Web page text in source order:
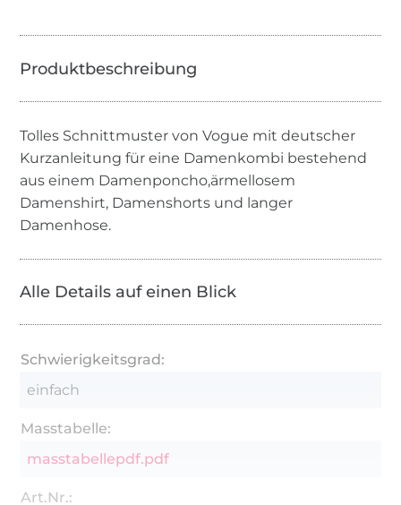
Tolles Schnittmuster von Vogue mit deutscher
Kurzanleitung für eine Damenkombi bestehend
aus einem Damenponcho,ärmellosem
Damenshirt, Damenshorts und langer
Damenhose.
Alle Details auf einen Blick
Schwierigkeitsgrad:
einfach
Masstabelle:
masstabellepdf.pdf
Art.Nr.: